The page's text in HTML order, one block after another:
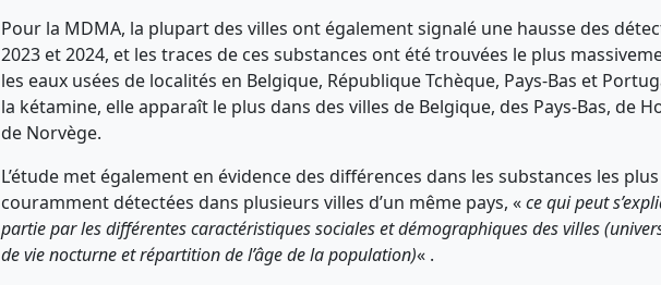
Pour la MDMA, la plupart des villes ont également signalé une hausse des
2023 et 2024, et les traces de ces substances ont été trouvées le plus
les eaux usées de localités en Belgique, République Tchèque, Pays-Bas et
la kétamine, elle apparaît le plus dans des villes de Belgique, des Pays-Bas, de
de Norvège.
L’étude met également en évidence des différences dans les substances les plus
couramment détectées dans plusieurs villes d’un même pays, «ce qui peut
partie par les différentes caractéristiques sociales et démographiques des villes
de vie nocturne et répartition de l’âge de la population)« .